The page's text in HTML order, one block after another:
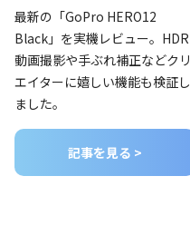
最新の「GoPro HERO12
Black」を実機レビュー。HDR
動画撮影や手ぶれ補正などクリ
エイターに嬉しい機能も検証し
ました。
記事を見る >